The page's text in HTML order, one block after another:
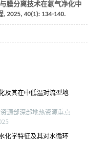
膜分离技术在氡气净化中
, 2025, 40(1): 134-140.